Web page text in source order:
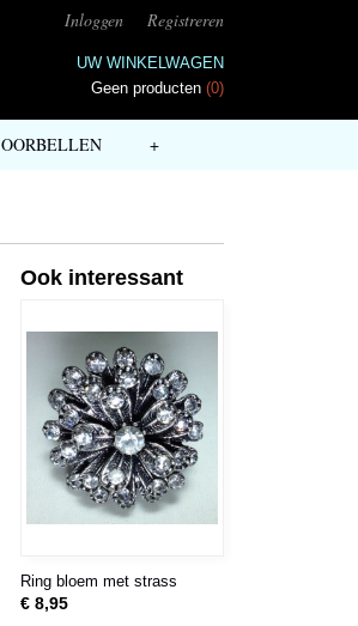
Inloggen Registreren
UW WINKELWAGEN
Geen producten (0)
OORBELLEN +
Ook interessant
Ring bloem met strass
€ 8,95